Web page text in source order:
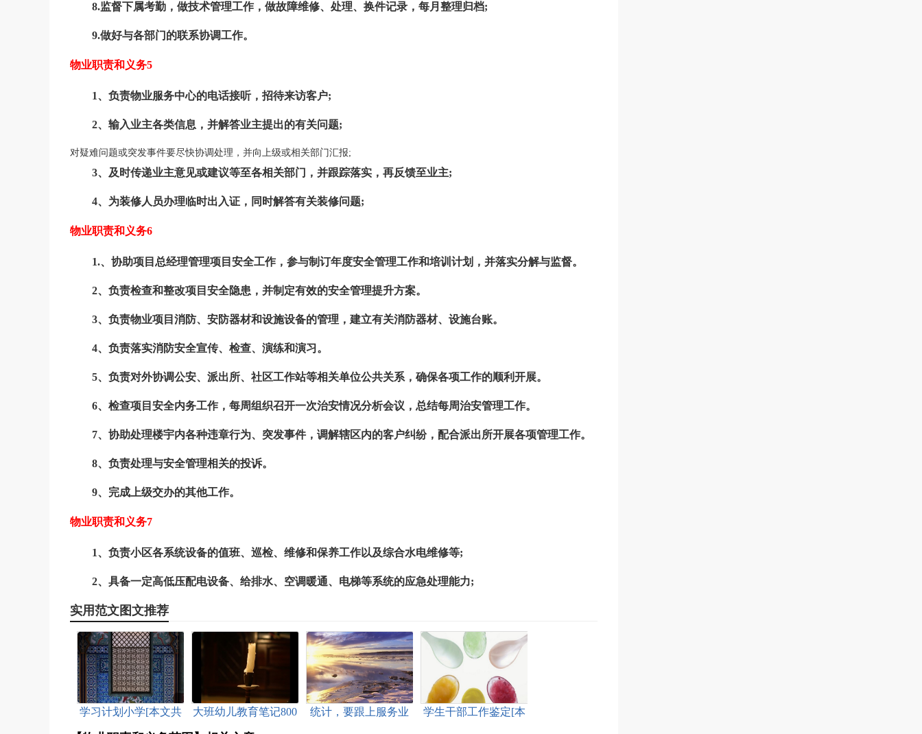
8.监督下属考勤，做技术管理工作，做故障维修、处理、换件记录，每月整理归档;
9.做好与各部门的联系协调工作。
物业职责和义务5
1、负责物业服务中心的电话接听，招待来访客户;
2、输入业主各类信息，并解答业主提出的有关问题;
对疑难问题或突发事件要尽快协调处理，并向上级或相关部门汇报;
3、及时传递业主意见或建议等至各相关部门，并跟踪落实，再反馈至业主;
4、为装修人员办理临时出入证，同时解答有关装修问题;
物业职责和义务6
1.、协助项目总经理管理项目安全工作，参与制订年度安全管理工作和培训计划，并落实分解与监督。
2、负责检查和整改项目安全隐患，并制定有效的安全管理提升方案。
3、负责物业项目消防、安防器材和设施设备的管理，建立有关消防器材、设施台账。
4、负责落实消防安全宣传、检查、演练和演习。
5、负责对外协调公安、派出所、社区工作站等相关单位公共关系，确保各项工作的顺利开展。
6、检查项目安全内务工作，每周组织召开一次治安情况分析会议，总结每周治安管理工作。
7、协助处理楼宇内各种违章行为、突发事件，调解辖区内的客户纠纷，配合派出所开展各项管理工作。
8、负责处理与安全管理相关的投诉。
9、完成上级交办的其他工作。
物业职责和义务7
1、负责小区各系统设备的值班、巡检、维修和保养工作以及综合水电维修等;
2、具备一定高低压配电设备、给排水、空调暖通、电梯等系统的应急处理能力;
实用范文图文推荐
学习计划小学[本文共
大班幼儿教育笔记800
统计，要跟上服务业
学生干部工作鉴定[本